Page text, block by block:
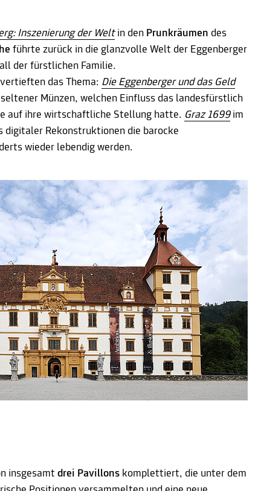
Inszenierung der Weltin den Prunkräumen des
führte zurück in die glanzvolle Welt der Eggenberger
der fürstlichen Familie.
das Thema: Die Eggenberger und das Geld
Münzen, welchen Einfluss das landesfürstlich
auf ihre wirtschaftliche Stellung hatte. Graz 1699im
digitaler Rekonstruktionen die barocke
wieder lebendig werden.
insgesamt drei Pavillons komplettiert, die unter dem